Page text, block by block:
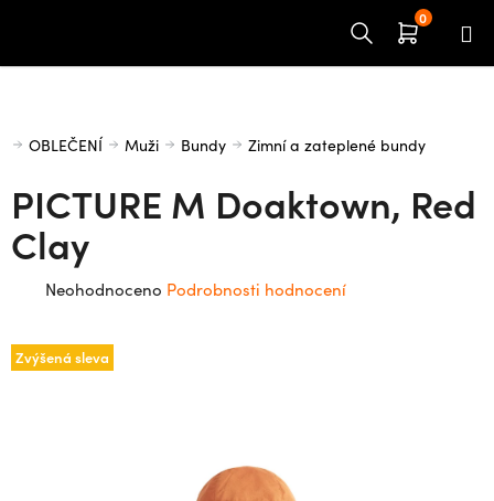
Domů
OBLEČENÍ Muži Bundy Zimní a zateplené bundy
PICTURE M Doaktown, Red
Clay
Průměrné
produktu
je
Neohodnoceno Podrobnosti hodnocení
Zvýšená sleva